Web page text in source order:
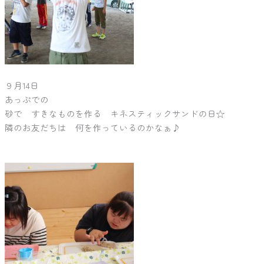
９月14日
あっぷでの
砂で すきなものを作る キネスティックサンドの日☆
隣のお友だちは 何を作っているのかなぁ♪